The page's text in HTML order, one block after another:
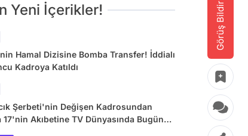
Görüş Bildir
Yeni İçerikler!
Hamal Dizisine Bomba Transfer! İddialı
Kadroya Katıldı
Şerbeti'nin Değişen Kadrosundan
17'nin Akıbetine TV Dünyasında Bugün